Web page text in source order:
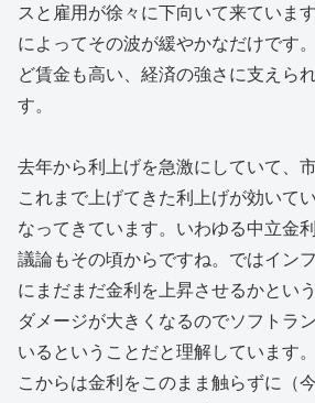
スと雇用が徐々に下向いて来ていま
によってその波が緩やかなだけです
ど賃金も高い、経済の強さに支えら
す。
去年から利上げを急激にしていて、
これまで上げてきた利上げが効いて
なってきています。いわゆる中立金
議論もその頃からですね。ではイン
にまだまだ金利を上昇させるかとい
ダメージが大きくなるのでソフトラ
いるということだと理解しています
こからは金利をこのまま触らずに（